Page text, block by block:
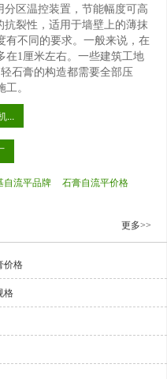
区温控装置，节能幅度可高
裂性，适用于墙壁上的薄抹
有不同的要求。一般来说，在
在1厘米左右。一些建筑工地
石膏的构造都需要全部压
。
...
自流平品牌 石膏自流平价格
更多>>
价格
格